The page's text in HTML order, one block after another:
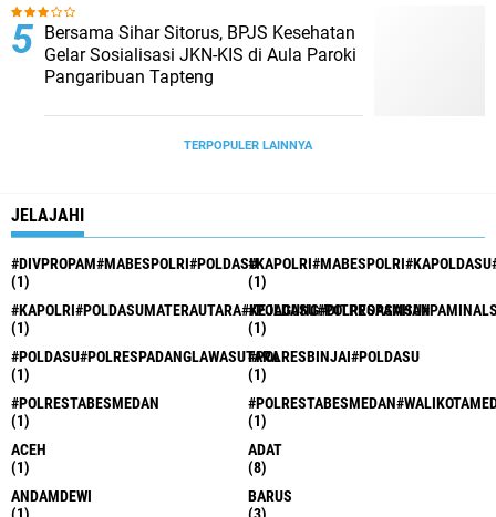
Bersama Sihar Sitorus, BPJS Kesehatan
Gelar Sosialisasi JKN-KIS di Aula Paroki
Pangaribuan Tapteng
TERPOPULER LAINNYA
JELAJAHI
#DIVPROPAM#MABESPOLRI#POLDASU
(1)
(1)
(1)
#POLDASU#POLRESASAHAN
(1)
#POLDASU#POLRESPADANGLAWASUTARA
(1)
#POLRESBINJAI#POLDASU
(1)
#POLRESTABESMEDAN
(1)
(1)
ACEH
(1)
ADAT
(8)
ANDAMDEWI
BARUS